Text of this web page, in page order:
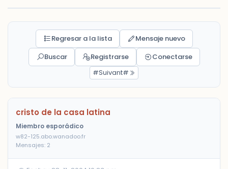
Regresar a la lista
Mensaje nuevo
Buscar
Registrarse
Conectarse
#Suivant#
cristo de la casa latina
Miembro esporádico
w82-125.abo.wanadoo.fr
Mensajes: 2